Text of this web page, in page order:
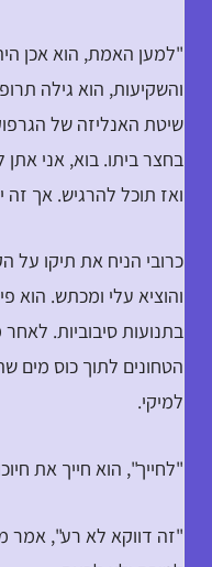
"למען האמת, הוא אכן
והשקיעות, הוא גילה
שיטת האנליזה של
בחצר ביתו. בוא, אני
ואז תוכל להרגיש. אך
כרובי הניח את תיקו על
והוציא עלי ומכתש. הוא
בתנועות סיבוביות.
הטחונים לתוך כוס מים
למיקי.
"לחייך", הוא חייך את
"זה דווקא לא רע", אמר